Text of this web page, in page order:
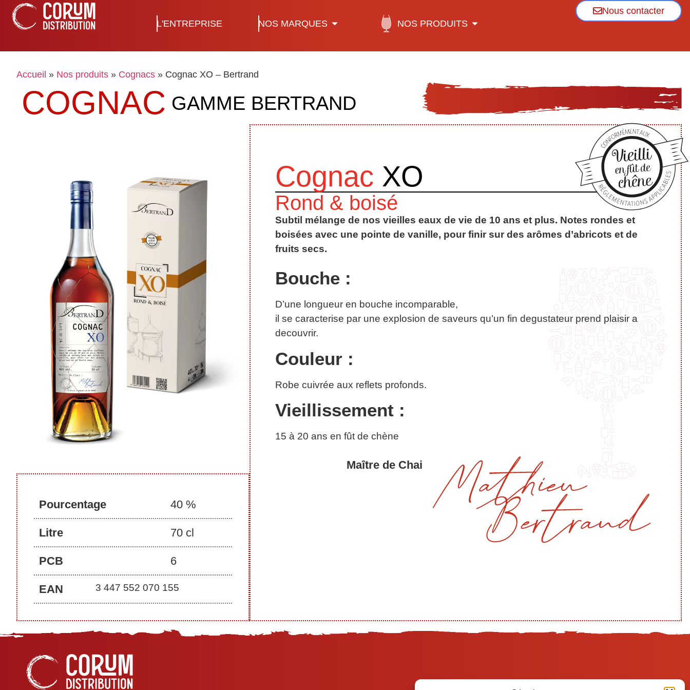
L'ENTREPRISE NOS MARQUES NOS PRODUITS
Nous contacter
Accueil » Nos produits » Cognacs » Cognac XO – Bertrand
COGNAC GAMME BERTRAND
Pourcentage 40 %
Litre 70 cl
PCB 6
EAN 3 447 552 070 155
Cognac XO
Rond & boisé
Subtil mélange de nos vieilles eaux de vie de 10 ans et plus. Notes rondes et
boisées avec une pointe de vanille, pour finir sur des arômes d’abricots et de
fruits secs.
Bouche :
D’une longueur en bouche incomparable,
il se caracterise par une explosion de saveurs qu’un fin degustateur prend plaisir a
decouvrir.
Couleur :
Robe cuivrée aux reflets profonds.
Vieillissement :
15 à 20 ans en fût de chène
Maître de Chai